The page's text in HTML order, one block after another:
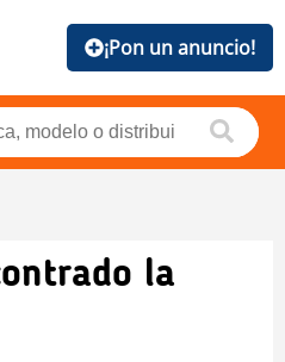
¡Pon un anuncio!
la